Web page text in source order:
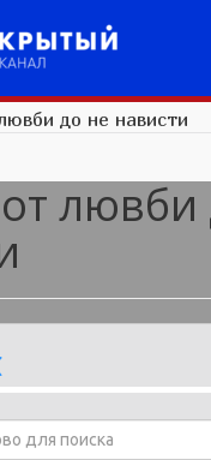
до не нависти
от лювби